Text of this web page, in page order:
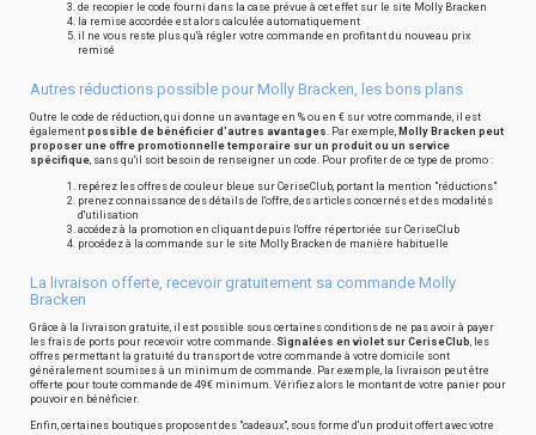
de recopier le code fourni dans la case prévue à cet effet sur le site Molly Bracken
la remise accordée est alors calculée automatiquement
il ne vous reste plus qu'à régler votre commande en profitant du nouveau prix
remisé
Autres réductions possible pour Molly Bracken, les bons plans
Outre le code de réduction, qui donne un avantage en % ou en € sur votre commande, il est
également possible de bénéficier d'autres avantages. Par exemple, Molly Bracken peut
proposer une offre promotionnelle temporaire sur un produit ou un service
spécifique, sans qu'il soit besoin de renseigner un code. Pour profiter de ce type de promo :
repérez les offres de couleur bleue sur CeriseClub, portant la mention "réductions"
prenez connaissance des détails de l'offre, des articles concernés et des modalités
d'utilisation
accédez à la promotion en cliquant depuis l'offre répertoriée sur CeriseClub
procédez à la commande sur le site Molly Bracken de manière habituelle
La livraison offerte, recevoir gratuitement sa commande Molly
Bracken
Grâce à la livraison gratuite, il est possible sous certaines conditions de ne pas avoir à payer
les frais de ports pour recevoir votre commande. Signalées en violet sur CeriseClub, les
offres permettant la gratuité du transport de votre commande à votre domicile sont
généralement soumises à un minimum de commande. Par exemple, la livraison peut être
offerte pour toute commande de 49€ minimum. Vérifiez alors le montant de votre panier pour
pouvoir en bénéficier.
Enfin, certaines boutiques proposent des "cadeaux", sous forme d'un produit offert avec votre